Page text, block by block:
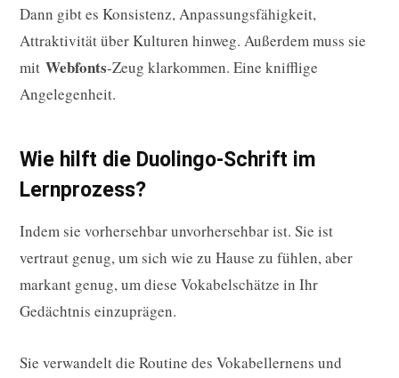
Dann gibt es Konsistenz, Anpassungsfähigkeit,
Attraktivität über Kulturen hinweg. Außerdem muss sie
mit Webfonts-Zeug klarkommen. Eine knifflige
Angelegenheit.
Wie hilft die Duolingo-Schrift im
Lernprozess?
Indem sie vorhersehbar unvorhersehbar ist. Sie ist
vertraut genug, um sich wie zu Hause zu fühlen, aber
markant genug, um diese Vokabelschätze in Ihr
Gedächtnis einzuprägen.
Sie verwandelt die Routine des Vokabellernens und